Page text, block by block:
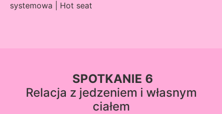
systemowa | Hot seat
SPOTKANIE 6
Relacja z jedzeniem i własnym
ciałem